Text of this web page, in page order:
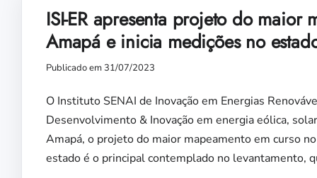
ISI-ER apresenta projeto do
Amapá e inicia medições no
Publicado em 31/07/2023
O Instituto SENAI de Inovação em Energias
Desenvolvimento & Inovação em energia eólica,
Amapá, o projeto do maior mapeamento em curso
estado é o principal contemplado no levantamento,